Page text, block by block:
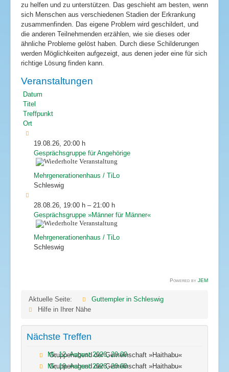
zu helfen und zu unterstützen. Das geschieht am besten, wenn
sich Menschen aus verschiedenen Stadien der Erkrankung
zusammenfinden. Das eigene Problem wird geschildert, und
die anderen Teilnehmenden erzählen, wie sie dieses oder
ähnliche Probleme gelöst haben. Durch diese Schilderungen
werden Möglichkeiten aufgezeigt, aus denen jeder eine für sich
richtige Lösung finden kann.
Veranstaltungen
Datum
Titel
Treffpunkt
Ort
19.08.26 20:00 h
Gesprächsgruppe für Angehörige
Mehrgenerationenhaus / TiLo
Schleswig
28.08.26 19:00 h – 21:00 h
Gesprächsgruppe »Männer für Männer«
Mehrgenerationenhaus / TiLo
Schleswig
Powered by JEM
Aktuelle Seite:
Guttempler in Schleswig
Hilfe in Ihrer Nähe
Nächste Treffen
Gruppenabend der Gemeinschaft »Haithabu«
Mi, 12. August 2026,20:00
Gruppenabend der Gemeinschaft »Haithabu«
Mi, 19. August 2026,20:00